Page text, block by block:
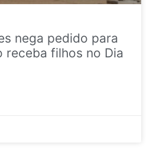
nega pedido para
receba filhos no Dia